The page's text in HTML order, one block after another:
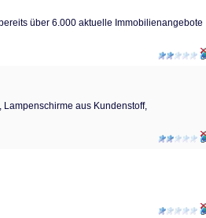
über 6.000 aktuelle Immobilienangebote
aus Kundenstoff,